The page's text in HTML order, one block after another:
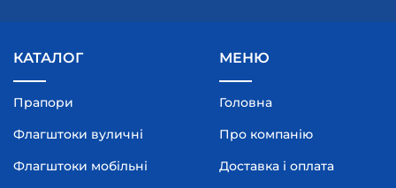
КАТАЛОГ
Прапори
Флагштоки вуличні
Флагштоки мобільні
МЕНЮ
Головна
Про компанію
Доставка і оплата